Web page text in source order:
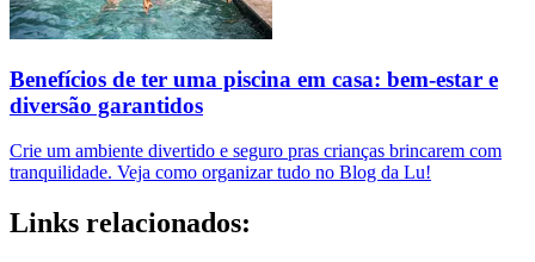
Benefícios de ter uma piscina em casa: bem-estar e
diversão garantidos
Crie um ambiente divertido e seguro pras crianças brincarem com
tranquilidade. Veja como organizar tudo no Blog da Lu!
Links relacionados: